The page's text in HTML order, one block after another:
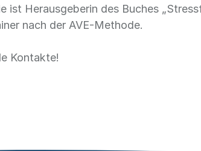
Herausgeberin des Buches
nach der AVE-Methode.
Kontakte!